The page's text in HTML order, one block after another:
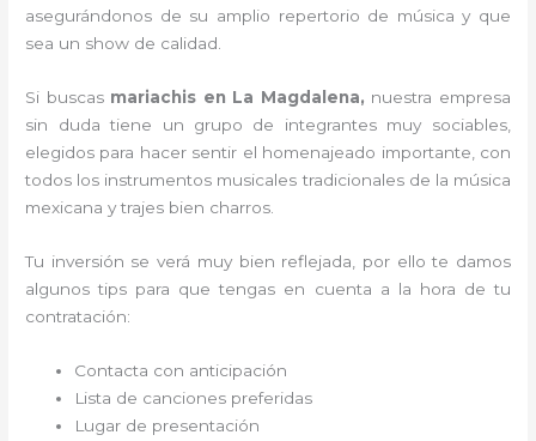
asegurándonos de su amplio repertorio de música y que
sea un show de calidad.
Si buscas mariachis en La Magdalena, nuestra empresa
sin duda tiene un grupo de integrantes muy sociables,
elegidos para hacer sentir el homenajeado importante, con
todos los instrumentos musicales tradicionales de la música
mexicana y trajes bien charros.
Tu inversión se verá muy bien reflejada, por ello te damos
algunos tips para que tengas en cuenta a la hora de tu
contratación:
Contacta con anticipación
Lista de canciones preferidas
Lugar de presentación